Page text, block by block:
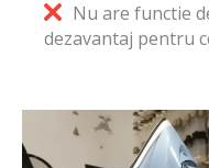
Nu are functie
dezavantaj pentru